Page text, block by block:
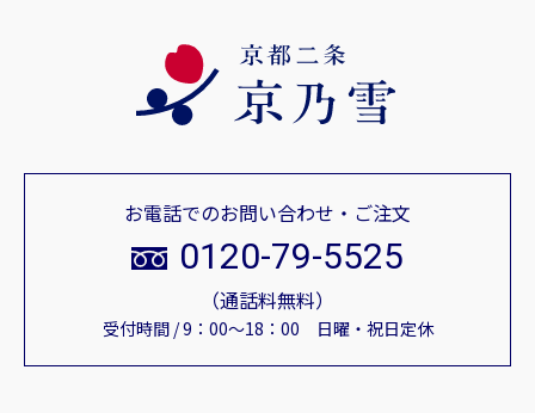
お電話でのお問い合わせ・ご注文
0120-79-5525
（通話料無料）
受付時間 / 9：00～18：00 日曜・祝日定休